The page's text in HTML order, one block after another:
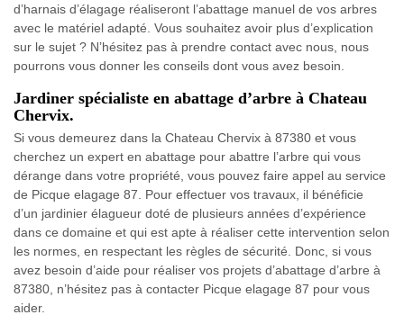
d’harnais d’élagage réaliseront l’abattage manuel de vos arbres
avec le matériel adapté. Vous souhaitez avoir plus d’explication
sur le sujet ? N’hésitez pas à prendre contact avec nous, nous
pourrons vous donner les conseils dont vous avez besoin.
Jardiner spécialiste en abattage d’arbre à Chateau
Chervix.
Si vous demeurez dans la Chateau Chervix à 87380 et vous
cherchez un expert en abattage pour abattre l’arbre qui vous
dérange dans votre propriété, vous pouvez faire appel au service
de Picque elagage 87. Pour effectuer vos travaux, il bénéficie
d’un jardinier élagueur doté de plusieurs années d’expérience
dans ce domaine et qui est apte à réaliser cette intervention selon
les normes, en respectant les règles de sécurité. Donc, si vous
avez besoin d’aide pour réaliser vos projets d’abattage d’arbre à
87380, n’hésitez pas à contacter Picque elagage 87 pour vous
aider.